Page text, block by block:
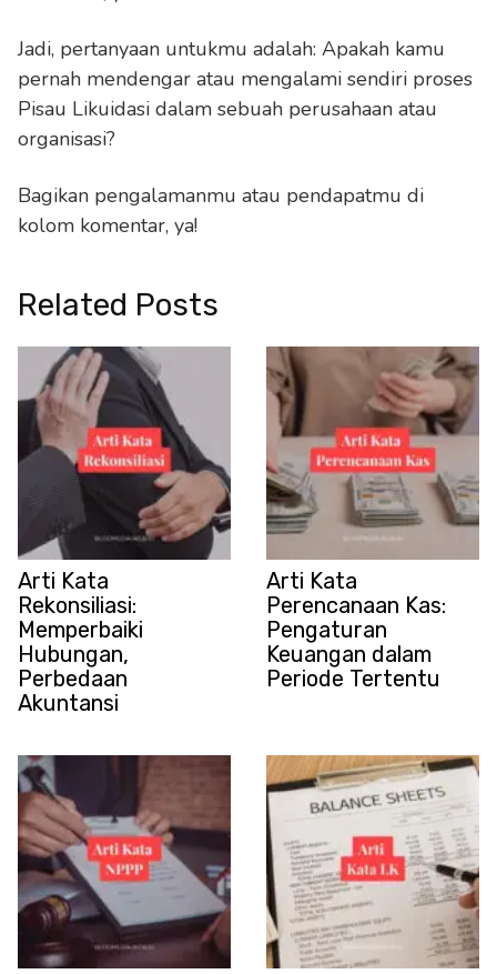
Jadi, pertanyaan untukmu adalah: Apakah kamu
pernah mendengar atau mengalami sendiri proses
Pisau Likuidasi dalam sebuah perusahaan atau
organisasi?
Bagikan pengalamanmu atau pendapatmu di
kolom komentar, ya!
Related Posts
Arti Kata
Rekonsiliasi:
Memperbaiki
Hubungan,
Perbedaan
Akuntansi
Arti Kata
Perencanaan Kas:
Pengaturan
Keuangan dalam
Periode Tertentu